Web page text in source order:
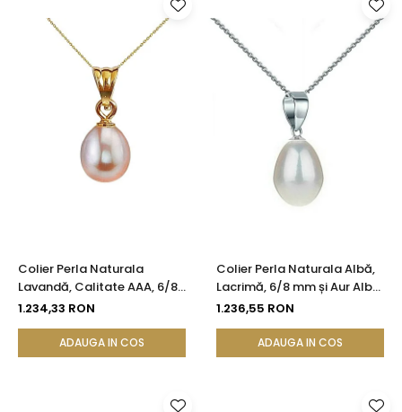
Colier Perla Naturala
Lavandă, Calitate AAA, 6/8
mm și Aur 14K (aur 585) |
1.234,33 RON
ADAUGA IN COS
Colier Perla Naturala Albă,
Lacrimă, 6/8 mm și Aur Alb
14K (aur 585) | KASKADDA®
1.236,55 RON
ADAUGA IN COS